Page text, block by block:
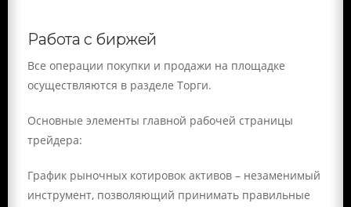
Работа с биржей
Все операции покупки и продажи на площадке
осуществляются в разделе Торги.
Основные элементы главной рабочей страницы
трейдера:
График рыночных котировок активов – незаменимый
инструмент, позволяющий принимать правильные